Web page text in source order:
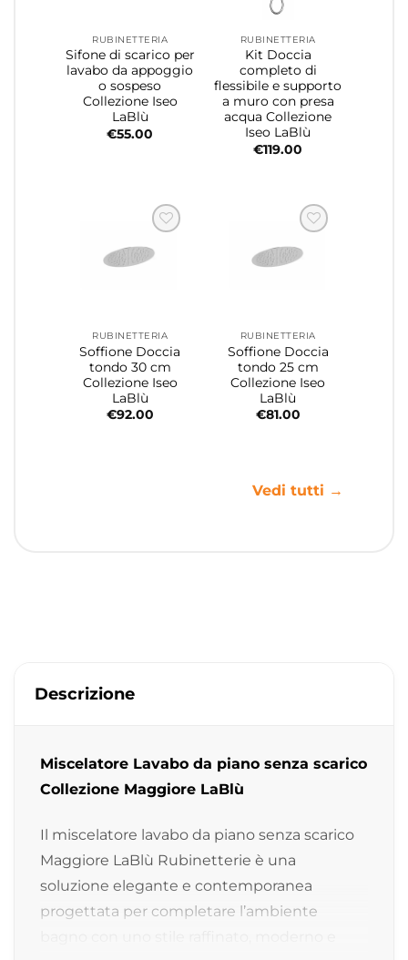
RUBINETTERIA
Sifone di scarico per
lavabo da appoggio
o sospeso
Collezione Iseo
LaBlù
€55.00
RUBINETTERIA
Kit Doccia
completo di
flessibile e supporto
a muro con presa
acqua Collezione
Iseo LaBlù
€119.00
RUBINETTERIA
Soffione Doccia
tondo 30 cm
Collezione Iseo
LaBlù
€92.00
RUBINETTERIA
Soffione Doccia
tondo 25 cm
Collezione Iseo
LaBlù
€81.00
Vedi tutti →
Descrizione
Miscelatore Lavabo da piano senza scarico
Collezione Maggiore LaBlù
Il miscelatore lavabo da piano senza scarico
Maggiore LaBlù Rubinetterie è una
soluzione elegante e contemporanea
progettata per completare l’ambiente